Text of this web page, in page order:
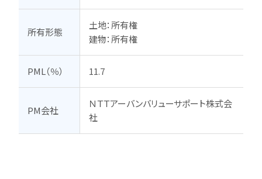
所有形態
土地：所有権
建物：所有権
PML（％） 11.7
PM会社
ＮＴＴアーバンバリューサポート株式会
社